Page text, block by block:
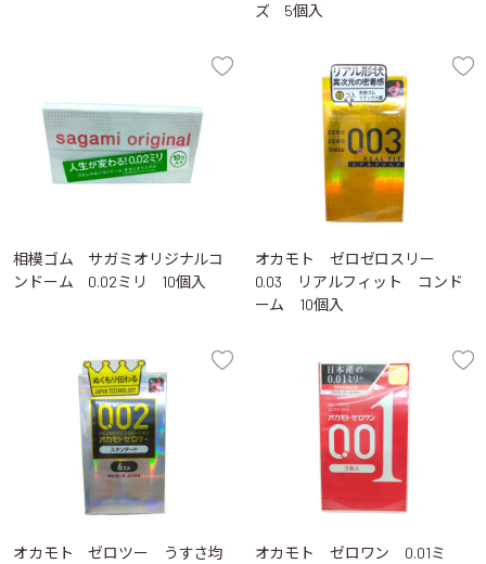
ズ 5個入
相模ゴム サガミオリジナルコ
ンドーム 0.02ミリ 10個入
オカモト ゼロゼロスリー
0.03 リアルフィット コンド
ーム 10個入
オカモト ゼロツー うすさ均
オカモト ゼロワン 0.01ミ